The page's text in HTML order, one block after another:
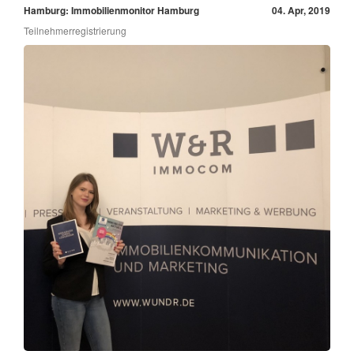
Hamburg: Immobilienmonitor Hamburg
04. Apr, 2019
Teilnehmerregistrierung